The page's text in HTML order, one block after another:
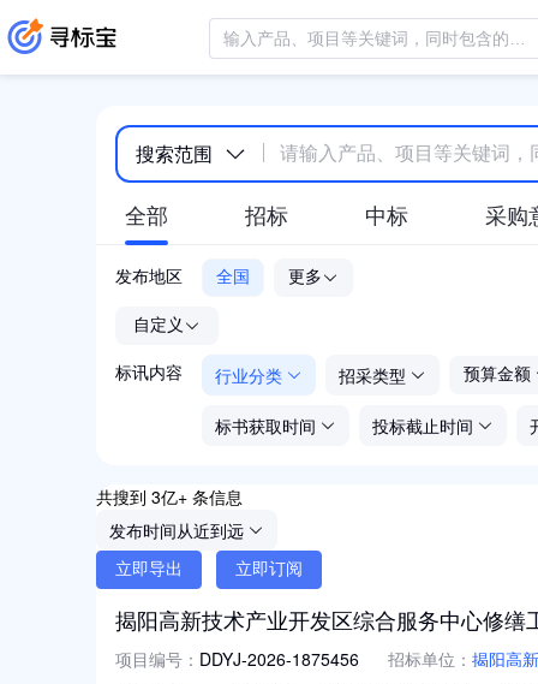
搜索范围
全部 招标 中标 采购
发布地区 全国 更多
自定义
标讯内容 行业分类 招采类型 预算金额
标书获取时间 投标截止时间
共搜到 3亿+ 条信息
发布时间从近到远
立即导出 立即订阅
揭阳高新技术产业开发区综合服务中心修缮
项目编号： DDYJ-2026-1875456 招标单位： 揭阳高